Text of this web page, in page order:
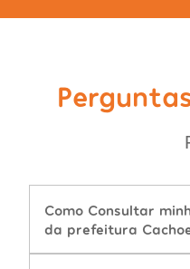
Como Consultar
da prefeitura